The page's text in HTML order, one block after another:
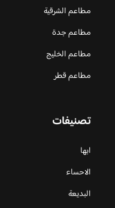
مطاعم الشرقية
مطاعم جدة
مطاعم الخليج
مطاعم قطر
تصنيفات
ابها
الاحساء
البديعة